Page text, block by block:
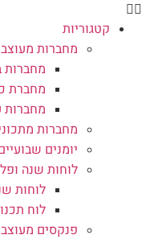
קטגוריות
מחברות
מחברות
מחברת
מחברות
מחברות
יומנים
לוחות שנה
לוחות
לוח
פנקסים